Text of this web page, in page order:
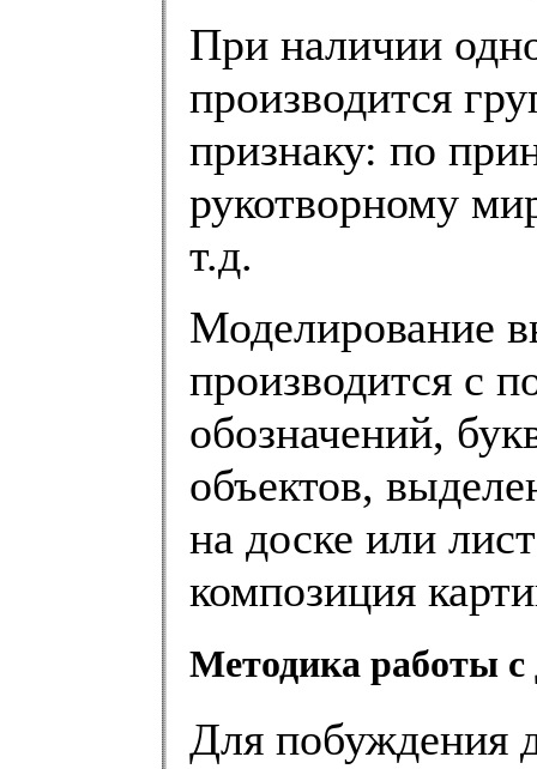
При наличии
производится
признаку: по
рукотворному
т.д.
Моделирование
производится с
обозначений,
объектов,
на доске или
композиция
Методика работы с
Для побуждения